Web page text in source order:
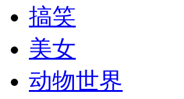
搞笑
美女
动物世界